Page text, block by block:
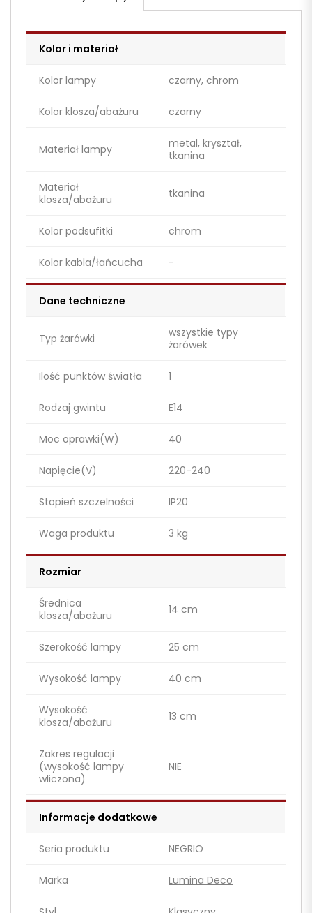
Kolor i materiał
Kolor lampy czarny, chrom
Kolor klosza/abażuru czarny
Materiał lampy
metal, kryształ,
tkanina
Materiał
klosza/abażuru
tkanina
Kolor podsufitki chrom
Kolor kabla/łańcucha -
Dane techniczne
Typ żarówki
wszystkie typy
żarówek
Ilość punktów światła 1
Rodzaj gwintu E14
Moc oprawki(W) 40
Napięcie(V) 220-240
Stopień szczelności IP20
Waga produktu 3 kg
Rozmiar
Średnica
klosza/abażuru
14 cm
Szerokość lampy 25 cm
Wysokość lampy 40 cm
Wysokość
klosza/abażuru
13 cm
Zakres regulacji
(wysokość lampy
wliczona)
NIE
Informacje dodatkowe
Seria produktu NEGRIO
Marka Lumina Deco